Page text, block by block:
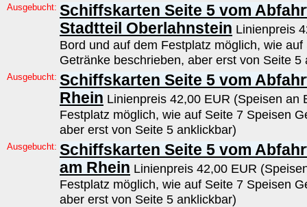
Ausgebucht: Schiffskarten Seite 5 vom
Stadtteil Oberlahnstein Linienpreis
Bord und auf dem Festplatz möglich, wie
Getränke beschrieben, aber erst von Seite 5
Ausgebucht: Schiffskarten Seite 5 vom
Rhein Linienpreis 42,00 EUR (Speisen an
Festplatz möglich, wie auf Seite 7 Speisen
aber erst von Seite 5 anklickbar)
Ausgebucht: Schiffskarten Seite 5 vom
am Rhein Linienpreis 42,00 EUR
Festplatz möglich, wie auf Seite 7 Speisen
aber erst von Seite 5 anklickbar)